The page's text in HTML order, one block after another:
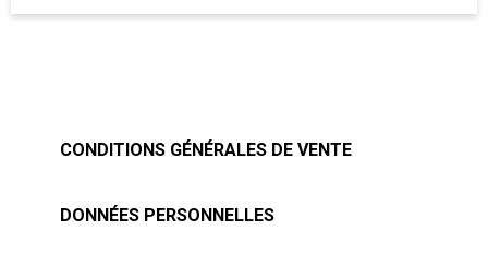
CONDITIONS GÉNÉRALES DE VENTE
DONNÉES PERSONNELLES